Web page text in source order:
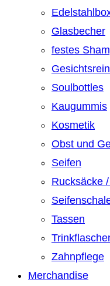
Glasbecher
festes
Soulbottles
Kaugummis
Kosmetik
Obst und
Seifen
Rucksäcke
Tassen
Zahnpflege
Merchandise